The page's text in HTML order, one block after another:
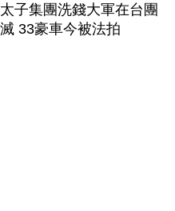
太子集團洗錢大軍在台團
滅 33豪車今被法拍